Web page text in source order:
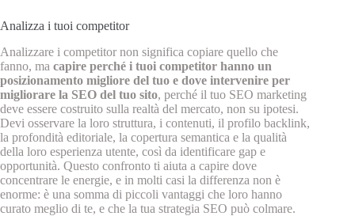
Analizza i tuoi competitor
Analizzare i competitor non significa copiare quello che
fanno, ma capire perché i tuoi competitor hanno un
posizionamento migliore del tuo e dove intervenire per
migliorare la SEO del tuo sito, perché il tuo SEO marketing
deve essere costruito sulla realtà del mercato, non su ipotesi.
Devi osservare la loro struttura, i contenuti, il profilo backlink,
la profondità editoriale, la copertura semantica e la qualità
della loro esperienza utente, così da identificare gap e
opportunità. Questo confronto ti aiuta a capire dove
concentrare le energie, e in molti casi la differenza non è
enorme: è una somma di piccoli vantaggi che loro hanno
curato meglio di te, e che la tua strategia SEO può colmare.